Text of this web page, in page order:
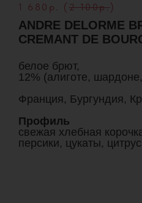
1 680р. ( 2 100р.)
ANDRE DELORME
CREMANT DE
белое брют,
12% (алиготе,
Франция, Бургундия,
Профиль
свежая хлебная
персики, цукаты,